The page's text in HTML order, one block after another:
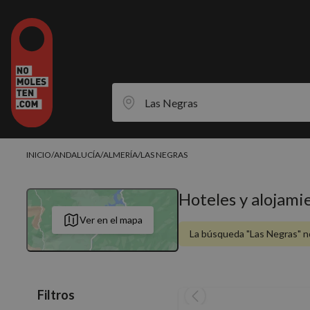
INICIO/ANDALUCÍA/ALMERÍA/LAS NEGRAS
Ver en el mapa
Filtros
Hoteles y
La búsqueda "Las Negras"